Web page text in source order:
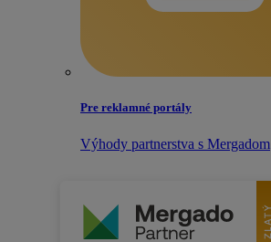
Pre reklamné portály
Výhody partnerstva s Mergadom